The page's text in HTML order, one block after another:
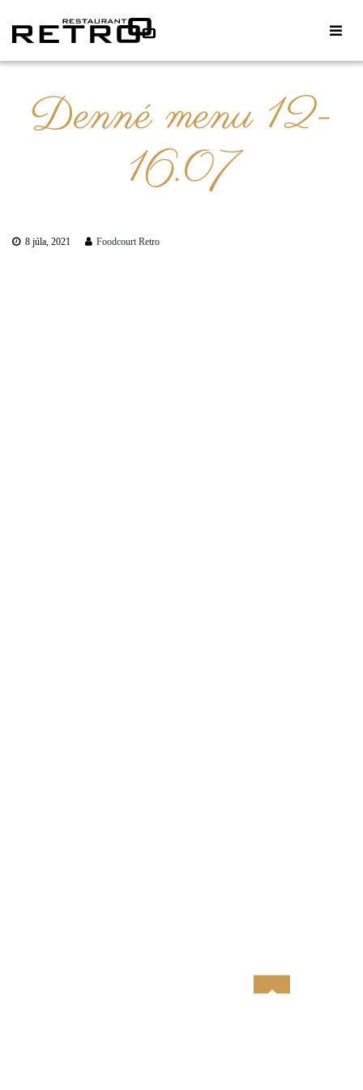
Denné menu 12-
16.07
8 júla, 2021 Foodcourt Retro